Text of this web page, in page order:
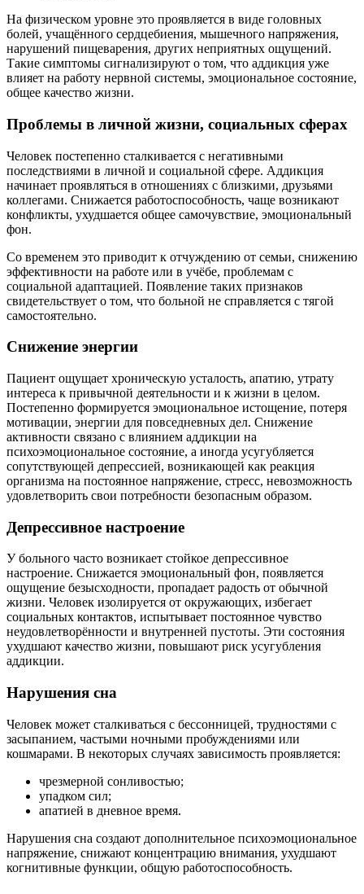
На физическом уровне это проявляется в виде головных
болей, учащённого сердцебиения, мышечного напряжения,
нарушений пищеварения, других неприятных ощущений.
Такие симптомы сигнализируют о том, что аддикция уже
влияет на работу нервной системы, эмоциональное состояние,
общее качество жизни.
Проблемы в личной жизни, социальных сферах
Человек постепенно сталкивается с негативными
последствиями в личной и социальной сфере. Аддикция
начинает проявляться в отношениях с близкими, друзьями
коллегами. Снижается работоспособность, чаще возникают
конфликты, ухудшается общее самочувствие, эмоциональный
фон.
Со временем это приводит к отчуждению от семьи, снижению
эффективности на работе или в учёбе, проблемам с
социальной адаптацией. Появление таких признаков
свидетельствует о том, что больной не справляется с тягой
самостоятельно.
Снижение энергии
Пациент ощущает хроническую усталость, апатию, утрату
интереса к привычной деятельности и к жизни в целом.
Постепенно формируется эмоциональное истощение, потеря
мотивации, энергии для повседневных дел. Снижение
активности связано с влиянием аддикции на
психоэмоциональное состояние, а иногда усугубляется
сопутствующей депрессией, возникающей как реакция
организма на постоянное напряжение, стресс, невозможность
удовлетворить свои потребности безопасным образом.
Депрессивное настроение
У больного часто возникает стойкое депрессивное
настроение. Снижается эмоциональный фон, появляется
ощущение безысходности, пропадает радость от обычной
жизни. Человек изолируется от окружающих, избегает
социальных контактов, испытывает постоянное чувство
неудовлетворённости и внутренней пустоты. Эти состояния
ухудшают качество жизни, повышают риск усугубления
аддикции.
Нарушения сна
Человек может сталкиваться с бессонницей, трудностями с
засыпанием, частыми ночными пробуждениями или
кошмарами. В некоторых случаях зависимость проявляется:
чрезмерной сонливостью;
упадком сил;
апатией в дневное время.
Нарушения сна создают дополнительное психоэмоциональное
напряжение, снижают концентрацию внимания, ухудшают
когнитивные функции, общую работоспособность.